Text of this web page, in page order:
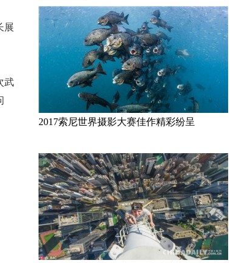
展
武
2017索尼世界摄影大赛佳作精彩纷呈